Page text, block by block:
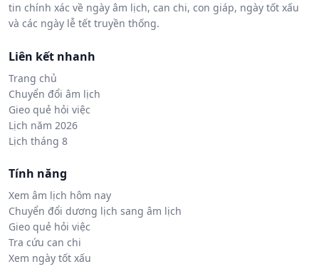
tin chính xác về ngày âm lịch, can chi, con giáp, ngày tốt xấu
và các ngày lễ tết truyền thống.
Liên kết nhanh
Trang chủ
Chuyển đổi âm lịch
Gieo quẻ hỏi việc
Lịch năm 2026
Lịch tháng 8
Tính năng
Xem âm lịch hôm nay
Chuyển đổi dương lịch sang âm lịch
Gieo quẻ hỏi việc
Tra cứu can chi
Xem ngày tốt xấu